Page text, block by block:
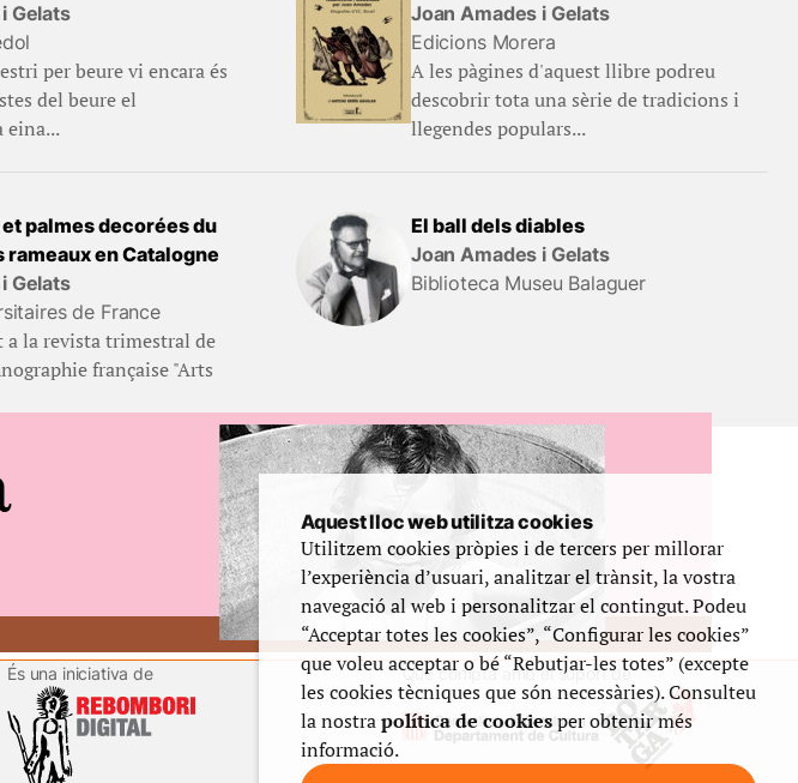
Gelats
per beure vi encara és
del beure el
eina...
Joan Amades i Gelats
Edicions Morera
A les pàgines d'aquest llibre podreu
descobrir tota una sèrie de tradicions i
llegendes populars...
palmes decorées du
rameaux en Catalogne
Gelats
de France
la revista trimestral de
française "Arts
El ball dels diables
Joan Amades i Gelats
Biblioteca Museu Balaguer
És una iniciativa de Que compta amb el suport de
Aquest lloc web utilitza cookies
Utilitzem cookies pròpies i de tercers per millorar
l’experiència d’usuari, analitzar el trànsit, la vostra
navegació al web i personalitzar el contingut. Podeu
“Acceptar totes les cookies”, “Configurar les cookies”
que voleu acceptar o bé “Rebutjar-les totes” (excepte
les cookies tècniques que són necessàries). Consulteu
la nostrapolítica de cookiesper obtenir més
informació.